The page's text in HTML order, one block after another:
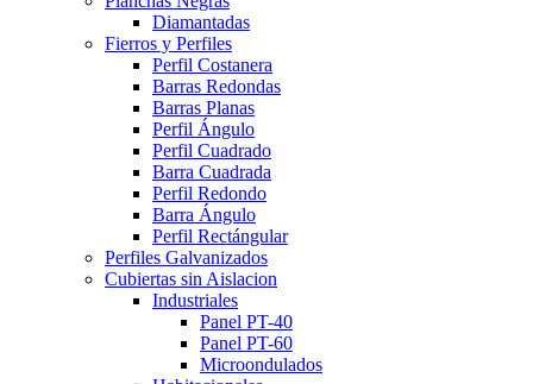
Diamantadas
Fierros y Perfiles
Perfil Costanera
Barras Redondas
Barras Planas
Perfil Ángulo
Perfil Cuadrado
Barra Cuadrada
Perfil Redondo
Barra Ángulo
Perfil Rectángular
Perfiles Galvanizados
Cubiertas sin Aislacion
Industriales
Panel PT-40
Panel PT-60
Microondulados